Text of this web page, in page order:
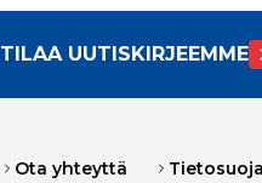
TILAA UUTISKIRJEEMME
Ota yhteyttä